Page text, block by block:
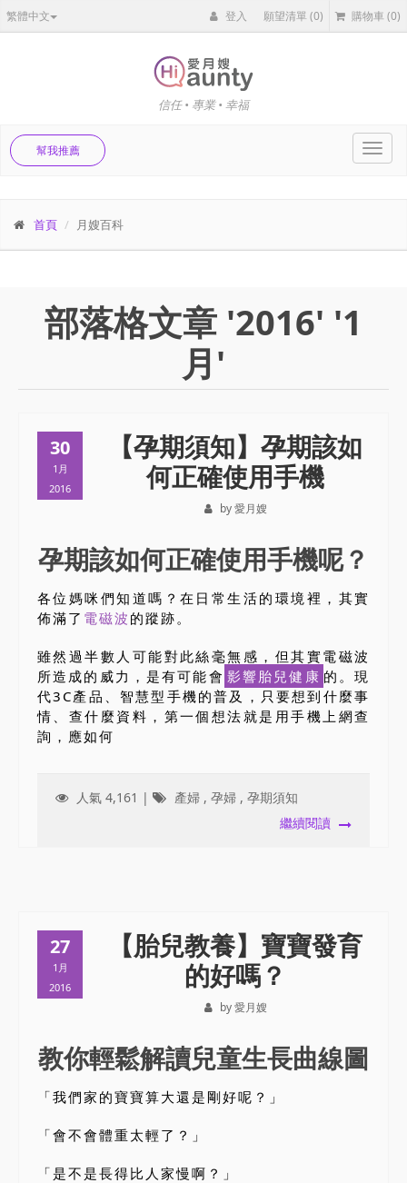
繁體中文 登入 願望清單(0) 購物車 (0)
信任 • 專業 • 幸福
幫我推薦
首頁 月嫂百科
部落格文章 '2016' '1
月'
30
1月
2016
【孕期須知】孕期該如
何正確使用手機
by 愛月嫂
孕期該如何正確使用手機呢？
各位媽咪們知道嗎？在日常生活的環境裡，其實
佈滿了 電磁波 的蹤跡。
雖然過半數人可能對此絲毫無感，但其實電磁波
所造成的威力，是有可能會 影響胎兒健康 的。現
代3C產品、智慧型手機的普及，只要想到什麼事
情、查什麼資料，第一個想法就是用手機上網查
詢，應如何
人氣 4,161 | 產婦 , 孕婦 , 孕期須知
繼續閱讀
27
1月
2016
【胎兒教養】寶寶發育
的好嗎？
by 愛月嫂
教你輕鬆解讀兒童生長曲線圖
「我們家的寶寶算大還是剛好呢？」
「會不會體重太輕了？」
「是不是長得比人家慢啊？」